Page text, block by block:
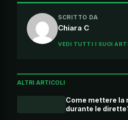
SCRITTO DA
Chiara C
VEDI TUTTI I SUOI
ALTRI ARTICOLI
Come mettere la
durante le